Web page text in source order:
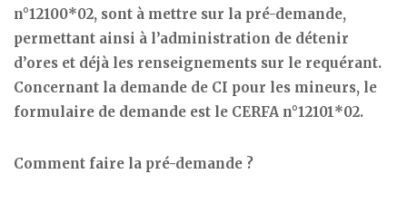
n°12100*02, sont à mettre sur la pré-demande,
permettant ainsi à l’administration de détenir
d’ores et déjà les renseignements sur le requérant.
Concernant la demande de CI pour les mineurs, le
formulaire de demande est le CERFA n°12101*02.
Comment faire la pré-demande ?